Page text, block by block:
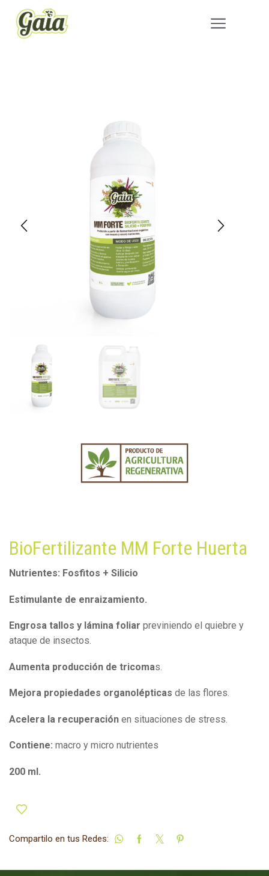
Inicio Huerta
BioFertilizante MM Forte Huerta
Nutrientes: Fosfitos + Silicio
Estimulante de enraizamiento.
Engrosa tallos y lámina foliar previniendo el quiebre y
ataque de insectos.
Aumenta producción de tricomas.
Mejora propiedades organolépticas de las flores.
Acelera la recuperación en situaciones de stress.
Contiene: macro y micro nutrientes
200 ml.
Compartilo en tus Redes: